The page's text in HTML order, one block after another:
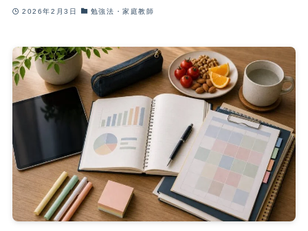
2026年2月3日 勉強法・家庭教師